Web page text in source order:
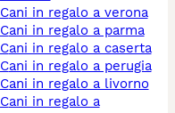
cani in regalo a verona
cani in regalo a parma
cani in regalo a caserta
cani in regalo a perugia
cani in regalo a livorno
cani in regalo a